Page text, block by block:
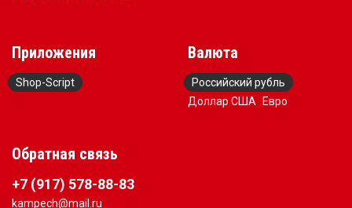
Приложения
Shop-Script
Валюта
Российский рубль
Доллар США
Евро
Обратная связь
+7 (917) 578-88-83
kampech@mail.ru